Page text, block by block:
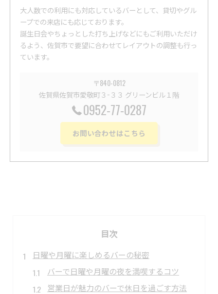
大人数での利用にも対応しているバーとして、貸切やグル
ープでの来店にも応じております。
誕生日会やちょっとした打ち上げなどにもご利用いただけ
るよう、佐賀市で要望に合わせてレイアウトの調整も行っ
ています。
〒840-0812
佐賀県佐賀市愛敬町３−３３ グリーンビル１階
0952-77-0287
お問い合わせはこちら
目次
日曜や月曜に楽しめるバーの秘密
バーで日曜や月曜の夜を満喫するコツ
営業日が魅力のバーで休日を過ごす方法